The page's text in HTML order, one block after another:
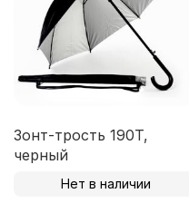
Зонт-трость 190T,
черный
Нет в наличии